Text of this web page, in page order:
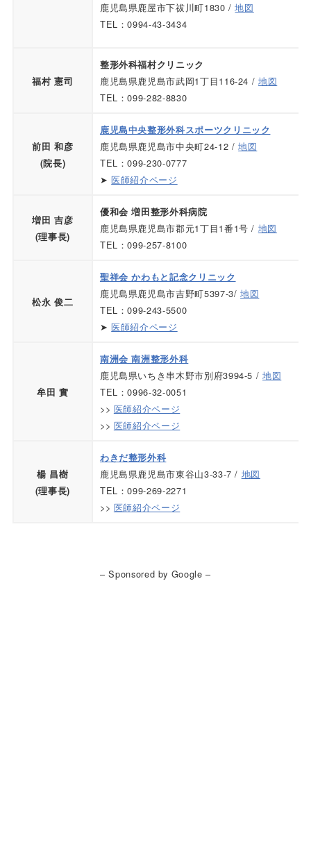
鹿児島県鹿屋市下祓川町1830 /地図
TEL：0994-43-3434
福村 憲司
整形外科福村クリニック
鹿児島県鹿児島市武岡1丁目116-24 /地図
TEL：099-282-8830
前田 和彦
(院長)
鹿児島中央整形外科スポーツクリニック
鹿児島県鹿児島市中央町24-12 /地図
TEL：099-230-0777
➤医師紹介ページ
増田 吉彦
(理事長)
優和会 増田整形外科病院
鹿児島県鹿児島市郡元1丁目1番1号 / 地図
TEL：099-257-8100
松永 俊二
聖祥会 かわもと記念クリニック
鹿児島県鹿児島市吉野町5397-3/地図
TEL：099-243-5500
➤医師紹介ページ
牟田 實
南洲会 南洲整形外科
鹿児島県いちき串木野市別府3994-5 /地図
TEL：0996-32-0051
>> 医師紹介ページ
>> 医師紹介ページ
楊 昌樹
(理事長)
わきだ整形外科
鹿児島県鹿児島市東谷山3-33-7 / 地図
TEL：099-269-2271
>> 医師紹介ページ
– Sponsored by Google –